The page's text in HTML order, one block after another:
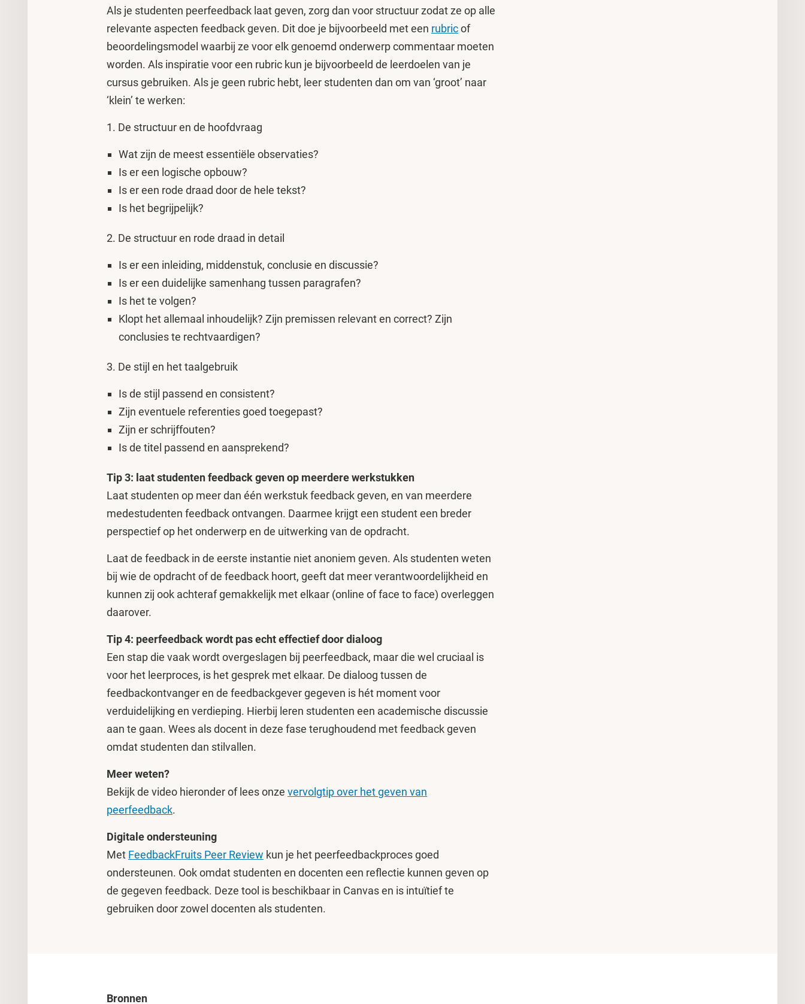
Als je studenten peerfeedback laat geven, zorg dan voor structuur zodat ze op alle
relevante aspecten feedback geven. Dit doe je bijvoorbeeld met een rubricof
beoordelingsmodel waarbij ze voor elk genoemd onderwerp commentaar moeten
worden. Als inspiratie voor een rubric kun je bijvoorbeeld de leerdoelen van je
cursus gebruiken. Als je geen rubric hebt, leer studenten dan om van ‘groot’ naar
‘klein’ te werken:
1. De structuur en de hoofdvraag
Wat zijn de meest essentiële observaties?
Is er een logische opbouw?
Is er een rode draad door de hele tekst?
Is het begrijpelijk?
2. De structuur en rode draad in detail
Is er een inleiding, middenstuk, conclusie en discussie?
Is er een duidelijke samenhang tussen paragrafen?
Is het te volgen?
Klopt het allemaal inhoudelijk? Zijn premissen relevant en correct? Zijn
conclusies te rechtvaardigen?
3. De stijl en het taalgebruik
Is de stijl passend en consistent?
Zijn eventuele referenties goed toegepast?
Zijn er schrijffouten?
Is de titel passend en aansprekend?
Tip 3: laat studenten feedback geven op meerdere werkstukken
Laat studenten op meer dan één werkstuk feedback geven, en van meerdere
medestudenten feedback ontvangen. Daarmee krijgt een student een breder
perspectief op het onderwerp en de uitwerking van de opdracht.
Laat de feedback in de eerste instantie niet anoniem geven. Als studenten weten
bij wie de opdracht of de feedback hoort, geeft dat meer verantwoordelijkheid en
kunnen zij ook achteraf gemakkelijk met elkaar (online of face to face) overleggen
daarover.
Tip 4: peerfeedback wordt pas echt effectief door dialoog
Een stap die vaak wordt overgeslagen bij peerfeedback, maar die wel cruciaal is
voor het leerproces, is het gesprek met elkaar. De dialoog tussen de
feedbackontvanger en de feedbackgever gegeven is hét moment voor
verduidelijking en verdieping. Hierbij leren studenten een academische discussie
aan te gaan. Wees als docent in deze fase terughoudend met feedback geven
omdat studenten dan stilvallen.
Meer weten?
Bekijk de video hieronder of lees onze vervolgtip over het geven van
peerfeedback.
Digitale ondersteuning
Met FeedbackFruits Peer Review kun je het peerfeedbackproces goed
ondersteunen. Ook omdat studenten en docenten een reflectie kunnen geven op
de gegeven feedback. Deze tool is beschikbaar in Canvas en is intuïtief te
gebruiken door zowel docenten als studenten.
Bronnen